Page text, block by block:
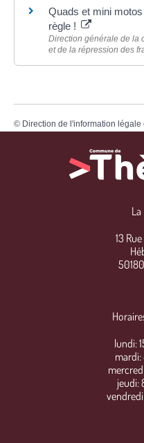
Quads et mini
règle !
Direction générale de la
et de la répression des
© Direction de l'information légale
13
lundi:
jeudi: